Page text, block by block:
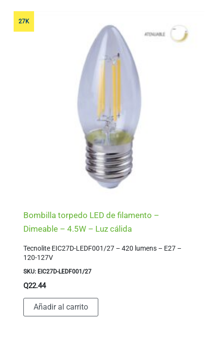
27K
Bombilla torpedo LED de filamento –
Dimeable – 4.5W – Luz cálida
Tecnolite EIC27D-LEDF001/27 – 420 lumens – E27 –
120-127V
SKU: EIC27D-LEDF001/27
Q22.44
Añadir al carrito